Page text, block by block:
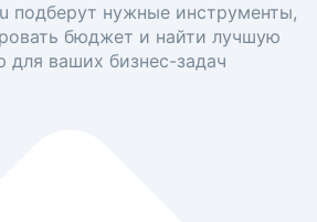
подберут нужные инструменты,
бюджет и найти лучшую
для ваших бизнес-задач